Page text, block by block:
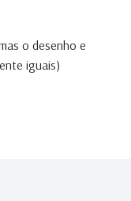
o desenho e
iguais)